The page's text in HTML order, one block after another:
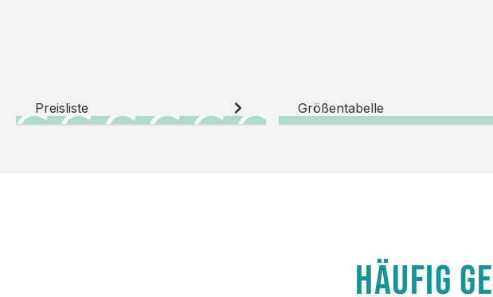
Preisliste Größentabelle
HÄUFIG